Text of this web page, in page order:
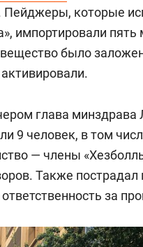
Пейджеры, которые
импортировали
было
глава минздрава
9 человек, в том
— члены
Также пострадал
за
ID вместо ключа:
безопасность в ЖК